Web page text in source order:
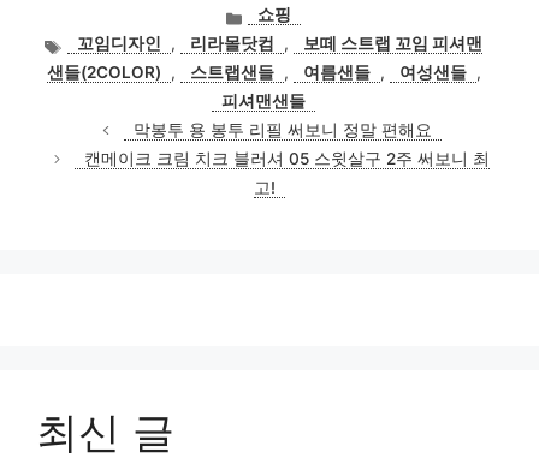
카
테
고
리
쇼핑
태
그
꼬임디자인 , 리라몰닷컴 ,
보떼 스트랩 꼬임 피셔맨
샌들(2COLOR)
, 스트랩샌들 , 여름샌들 , 여성샌들 ,
피셔맨샌들
막봉투 용 봉투 리필 써보니 정말 편해요
캔메이크 크림 치크 블러셔 05 스윗살구 2주 써보니 최
고!
최신 글